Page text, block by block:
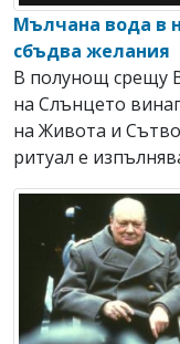
Мълчана вода в
сбъдва желания
В полунощ срещу
на Слънцето
на Живота и
ритуал е